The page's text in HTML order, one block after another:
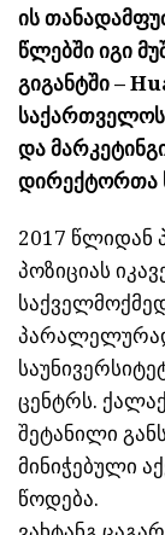
ის
წლებში იგი
გიგანტში –
საქართველოს
და
დირექტორთა
2017 წლიდან
პოზიციას
ცენტრს.
შეტანილი
მინიჭებული
წოდება.